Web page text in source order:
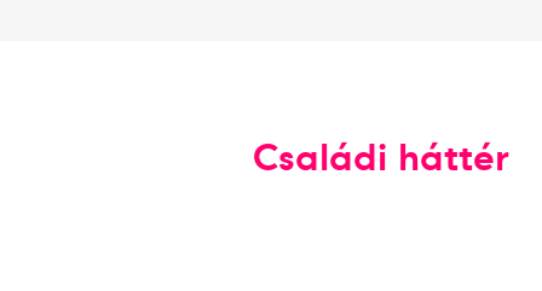
Családi háttér